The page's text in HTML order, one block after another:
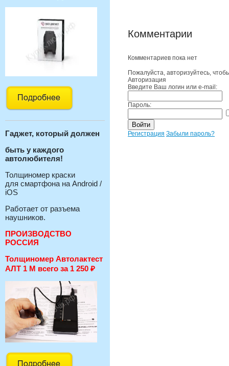
Гаджет, который должен
быть у каждого
автолюбителя!
Толщиномер краски
для смартфона на Android /
iOS
Работает от разъема
наушников.
ПРОИЗВОДСТВО
РОССИЯ
Толщиномер Автолактест
АЛТ 1 М всего за 1 250 ₽
Комментарии
Комментариев пока нет
Пожалуйста, авторизуйтесь,
Авторизация
Введите Ваш логин или e-mail:
Пароль:
Регистрация Забыли пароль?